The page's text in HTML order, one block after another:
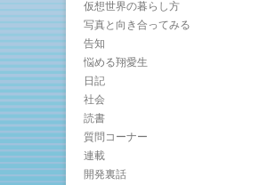
仮想世界の暮らし方
写真と向き合ってみる
告知
悩める翔愛生
日記
社会
読書
質問コーナー
連載
開発裏話